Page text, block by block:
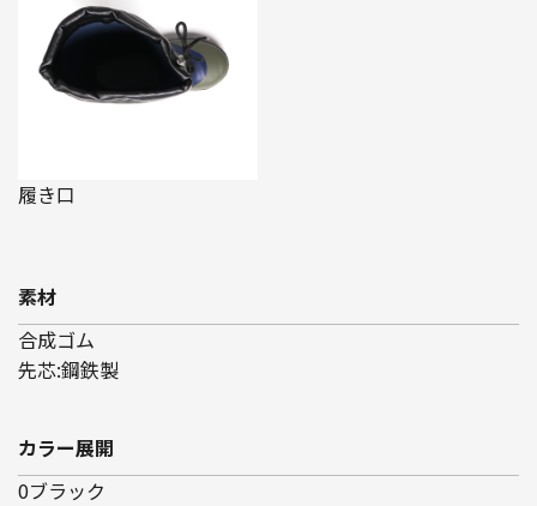
履き口
素材
合成ゴム
先芯:鋼鉄製
カラー展開
0ブラック